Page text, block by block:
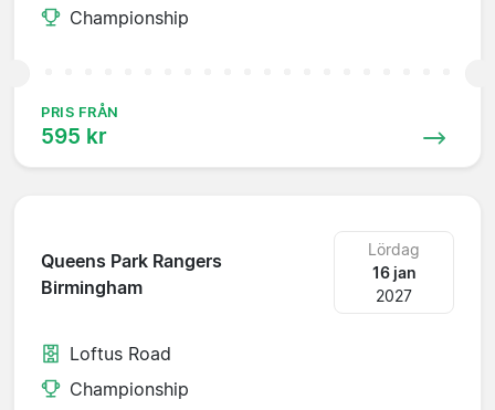
Championship
PRIS FRÅN
595 kr
Queens Park Rangers
Birmingham
Lördag
16 jan
2027
Loftus Road
Championship